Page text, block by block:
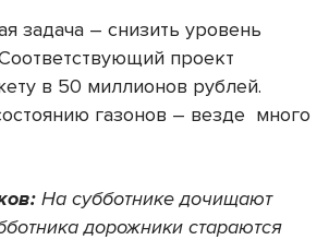
задача – снизить уровень
проект
в 50 миллионов рублей.
газонов – везде много
На субботнике дочищают
дорожники стараются